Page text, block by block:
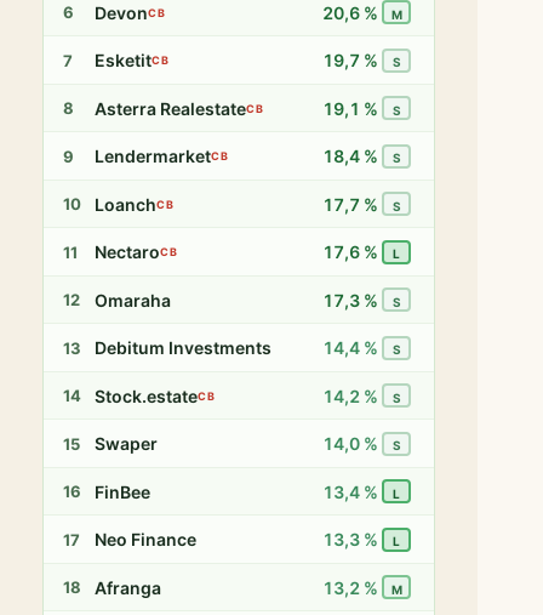
6 DevonCB 20,6 % M
7 EsketitCB 19,7 % S
8 Asterra RealestateCB 19,1 % S
9 LendermarketCB 18,4 % S
10 LoanchCB 17,7 % S
11 NectaroCB 17,6 % L
12 Omaraha 17,3 % S
13 Debitum Investments 14,4 % S
14 Stock.estateCB 14,2 % S
15 Swaper 14,0 % S
16 FinBee 13,4 % L
17 Neo Finance 13,3 % L
18 Afranga 13,2 % M